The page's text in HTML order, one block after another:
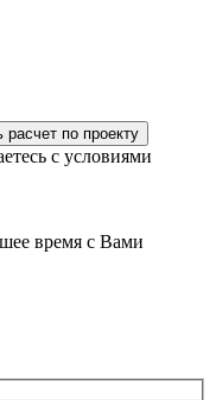
с условиями
время с Вами